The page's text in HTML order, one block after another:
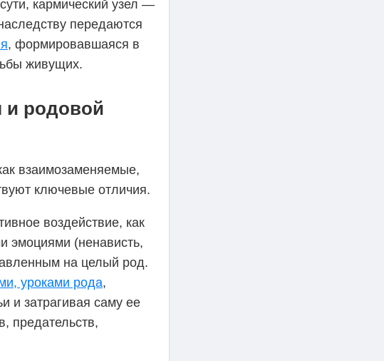
кармический узел —
передаются
, формировавшаяся в
живущих.
и родовой
взаимозаменяемые,
ключевые отличия.
воздействие, как
эмоциями (ненависть,
на целый род.
уроками рода,
и затрагивая саму ее
предательств,